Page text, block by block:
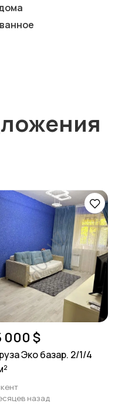
000 $
Эко базар. 2/1/4
назад